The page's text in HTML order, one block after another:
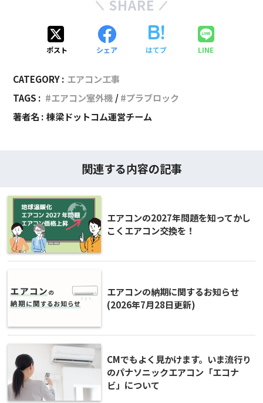
SHARE
ポスト シェア はてブ LINE
CATEGORY : エアコン工事
TAGS :
エアコン室外機
プラブロック
著者名 : 棟梁ドットコム運営チーム
関連する内容の記事
エアコンの2027年問題を知ってかし
こくエアコン交換を！
エアコンの納期に関するお知らせ
(2026年7月28日更新)
CMでもよく見かけます。いま流行り
のパナソニックエアコン「エコナ
ビ」について